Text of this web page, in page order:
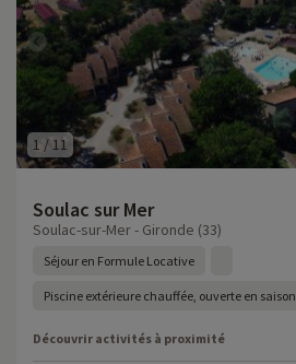
1 /11
Soulac sur Mer
Soulac-sur-Mer - Gironde (33)
Séjour en Formule Locative
Piscine extérieure chauffée, ouverte en saison
Découvrir activités à proximité